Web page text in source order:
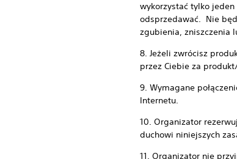
wykorzystać tylko
odsprzedawać. Nie
zgubienia, zniszczenia
8. Jeżeli zwrócisz
przez Ciebie za
9. Wymagane
Internetu.
10. Organizator
duchowi niniejszych
11. Organizator nie